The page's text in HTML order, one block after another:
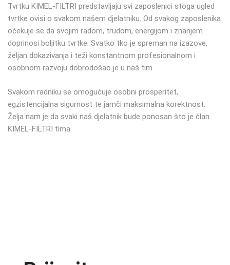
Tvrtku KIMEL-FILTRI predstavljaju svi zaposlenici stoga ugled
tvrtke ovisi o svakom našem djelatniku. Od svakog zaposlenika
očekuje se da svojim radom, trudom, energijom i znanjem
doprinosi boljitku tvrtke. Svatko tko je spreman na izazove,
željan dokazivanja i teži konstantnom profesionalnom i
osobnom razvoju dobrodošao je u naš tim.
Svakom radniku se omogućuje osobni prosperitet,
egzistencijalna sigurnost te jamči maksimalna korektnost.
Želja nam je da svaki naš djelatnik bude ponosan što je član
KIMEL-FILTRI tima.